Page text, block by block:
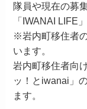
隊員や現在の募
「IWANAI LIFE
※岩内町移住者
います。
岩内町移住者向
ッ！とiwanai」
ます。